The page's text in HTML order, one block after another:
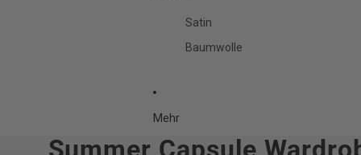
Satin
Baumwolle
Mehr